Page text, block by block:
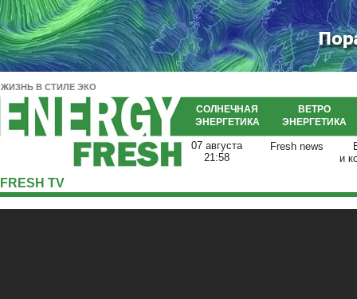
ЖИЗНЬ В СТИЛЕ ЭКО
СОЛНЕЧНАЯ
ЭНЕРГЕТИКА
ВЕТРО
ЭНЕРГЕТИКА
Fresh news
и
07 августа
21:58
FRESH TV